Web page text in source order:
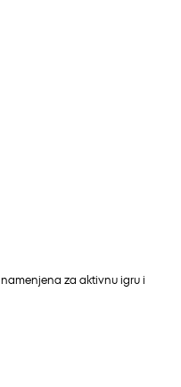
za aktivnu igru i